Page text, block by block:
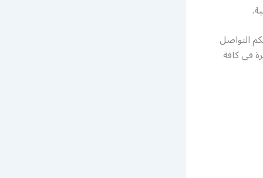
التواصل
في كافة